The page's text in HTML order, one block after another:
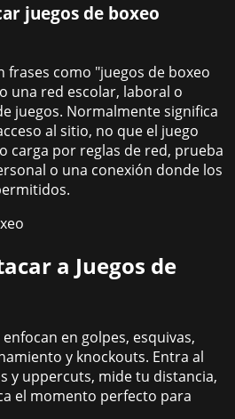
juegos de boxeo
frases como "juegos de boxeo
una red escolar, laboral o
juegos. Normalmente significa
al sitio, no que el juego
carga por reglas de red, prueba
o una conexión donde los
a Juegos de
en golpes, esquivas,
y knockouts. Entra al
y uppercuts, mide tu distancia,
el momento perfecto para